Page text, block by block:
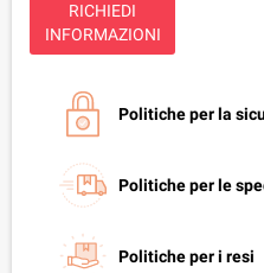
RICHIEDI
INFORMAZIONI
Politiche per la
Politiche per le
Politiche per i resi